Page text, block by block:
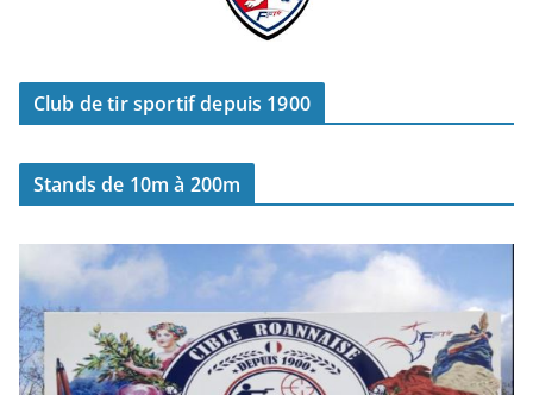
Club de tir sportif depuis 1900
Stands de 10m à 200m